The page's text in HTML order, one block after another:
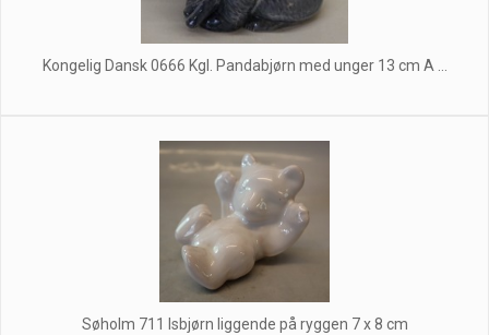
Kongelig Dansk 0666 Kgl. Pandabjørn med unger 13 cm A ...
Søholm 711 Isbjørn liggende på ryggen 7 x 8 cm